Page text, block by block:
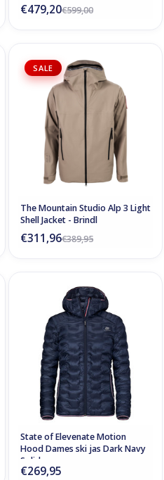
€599,00
€479,20
SALE
The Mountain Studio Alp 3 Light
Shell Jacket - Brindl
€389,95
€311,96
State of Elevenate Motion
Hood Dames ski jas Dark Navy
Solid
€269,95